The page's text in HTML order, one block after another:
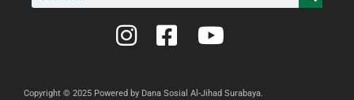
Copyright © 2025 Powered by Dana Sosial Al-Jihad Surabaya.